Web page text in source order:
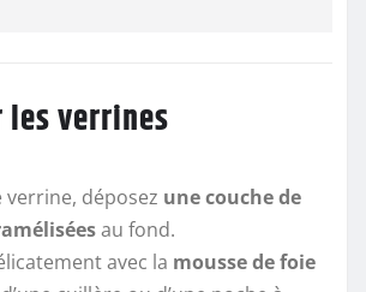
verrines
verrine, déposez une couche de
au fond.
avec la mousse de foie